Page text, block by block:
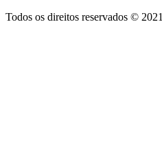
Todos os direitos reservados © 2021